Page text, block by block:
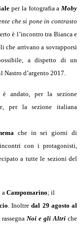
per la fotografia a Moby
che si pone in contrasto
è l’incontro tra Bianca e
che arrivano a sovrapporsi
a dispetto di un
Nastro d’argento 2017.
è andato, per la sezione
per la sezione italiana
che in sei giorni di
con i protagonisti,
a tutte le sezioni del
a Campomarino; il
. Inoltredal 29 agosto al
Noi e gli Altri che